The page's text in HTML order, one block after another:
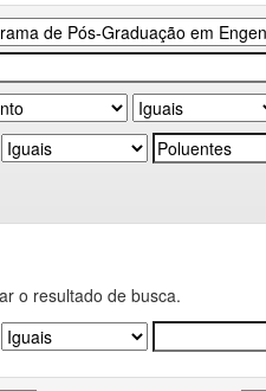
o resultado de busca.